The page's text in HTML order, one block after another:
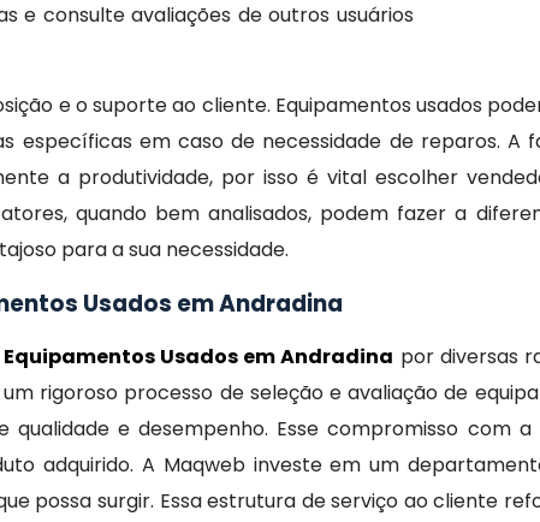
e consulte avaliações de outros usuários
e o suporte ao cliente. Equipamentos usados
específicas em caso de necessidade de reparos. A
a produtividade, por isso é vital escolher
quando bem analisados, podem fazer a
para a sua necessidade.
Usados em Andradina
Usados em Andradina por diversas
rigoroso processo de seleção e avaliação de
e desempenho. Esse compromisso com
adquirido. A Maqweb investe em um
possa surgir. Essa estrutura de serviço ao cliente